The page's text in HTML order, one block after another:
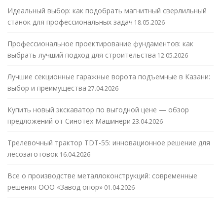
Идеальный выбор: как подобрать магнитный сверлильный
станок для профессиональных задач 18.05.2026
Профессиональное проектирование фундаментов: как
выбрать лучший подход для строительства 12.05.2026
Лучшие секционные гаражные ворота подъемные в Казани:
выбор и преимущества 27.04.2026
Купить новый экскаватор по выгодной цене — обзор
предложений от Синотех Машинери 23.04.2026
Трелевочный трактор TDT-55: инновационное решение для
лесозаготовок 16.04.2026
Все о производстве металлоконструкций: современные
решения ООО «Завод опор» 01.04.2026